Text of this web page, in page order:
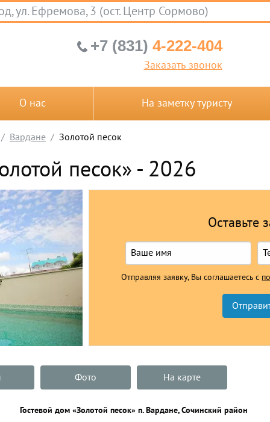
ул. Ефремова, 3 (ост. Центр Сормово)
О нас На заметку туристу
+7 (831) 4-222-404
Заказать звонок
Вардане Золотой песок
песок» - 2026
Оставьте
Отправляя заявку, Вы соглашаетесь с
Фото На карте
Гостевой дом «Золотой песок» п. Вардане, Сочинский район